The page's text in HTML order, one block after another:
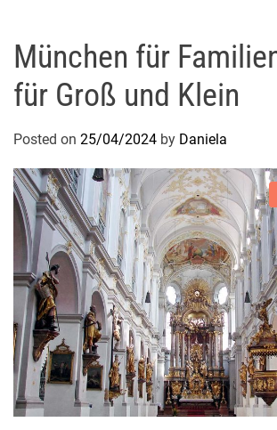
München für
für Groß und Klein
Posted on 25/04/2024 by Daniela